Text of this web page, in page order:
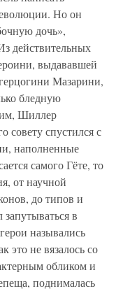
Но он
дочь»,
действительных
выдававшей
Мазарини,
бледную
Шиллер
совету спустился с
наполненные
самого Гёте, то
от научной
до типов и
в
назывались
это не вязалось со
обликом и
поднималась